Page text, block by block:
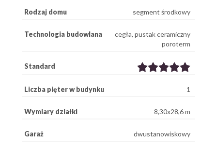
Rodzaj domu segment środkowy
Technologia budowlana
cegła, pustak ceramiczny
poroterm
Standard
Liczba pięter w budynku 1
Wymiary działki 8,30x28,6 m
Garaż dwustanowiskowy